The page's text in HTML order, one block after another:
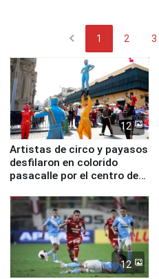
chevron_left 1 2 3
12
Artistas de circo y payasos
desfilaron en colorido
pasacalle por el centro de
12